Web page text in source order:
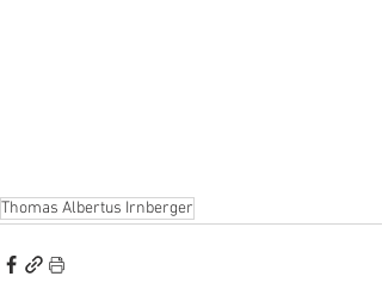
Thomas Albertus Irnberger